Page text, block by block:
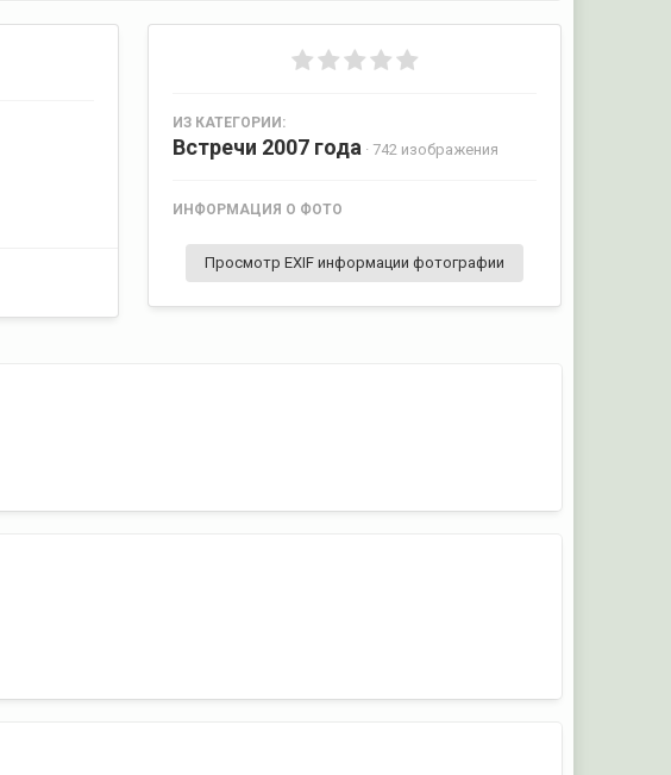
ИЗ КАТЕГОРИИ:
Встречи 2007 года · 742 изображения
ИНФОРМАЦИЯ О ФОТО
Просмотр EXIF информации фотографии